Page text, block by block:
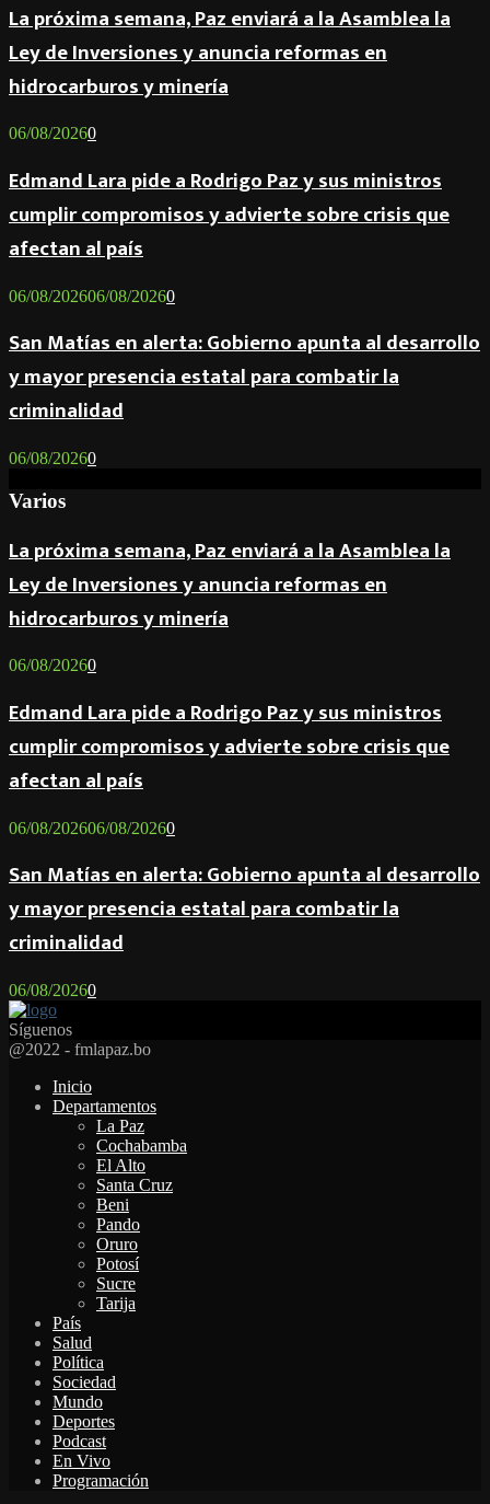
La próxima semana, Paz enviará a la Asamblea la
Ley de Inversiones y anuncia reformas en
hidrocarburos y minería
06/08/20260
Edmand Lara pide a Rodrigo Paz y sus ministros
cumplir compromisos y advierte sobre crisis que
afectan al país
06/08/202606/08/20260
San Matías en alerta: Gobierno apunta al desarrollo
y mayor presencia estatal para combatir la
criminalidad
06/08/20260
Varios
La próxima semana, Paz enviará a la Asamblea la
Ley de Inversiones y anuncia reformas en
hidrocarburos y minería
06/08/20260
Edmand Lara pide a Rodrigo Paz y sus ministros
cumplir compromisos y advierte sobre crisis que
afectan al país
06/08/202606/08/20260
San Matías en alerta: Gobierno apunta al desarrollo
y mayor presencia estatal para combatir la
criminalidad
06/08/20260
Síguenos
Facebook
Twitter
Instagram
Youtube
Email
Twitch
Whatsapp
@2022 - fmlapaz.bo
Inicio
Departamentos
La Paz
Cochabamba
El Alto
Santa Cruz
Beni
Pando
Oruro
Potosí
Sucre
Tarija
País
Salud
Política
Sociedad
Mundo
Deportes
Podcast
En Vivo
Programación